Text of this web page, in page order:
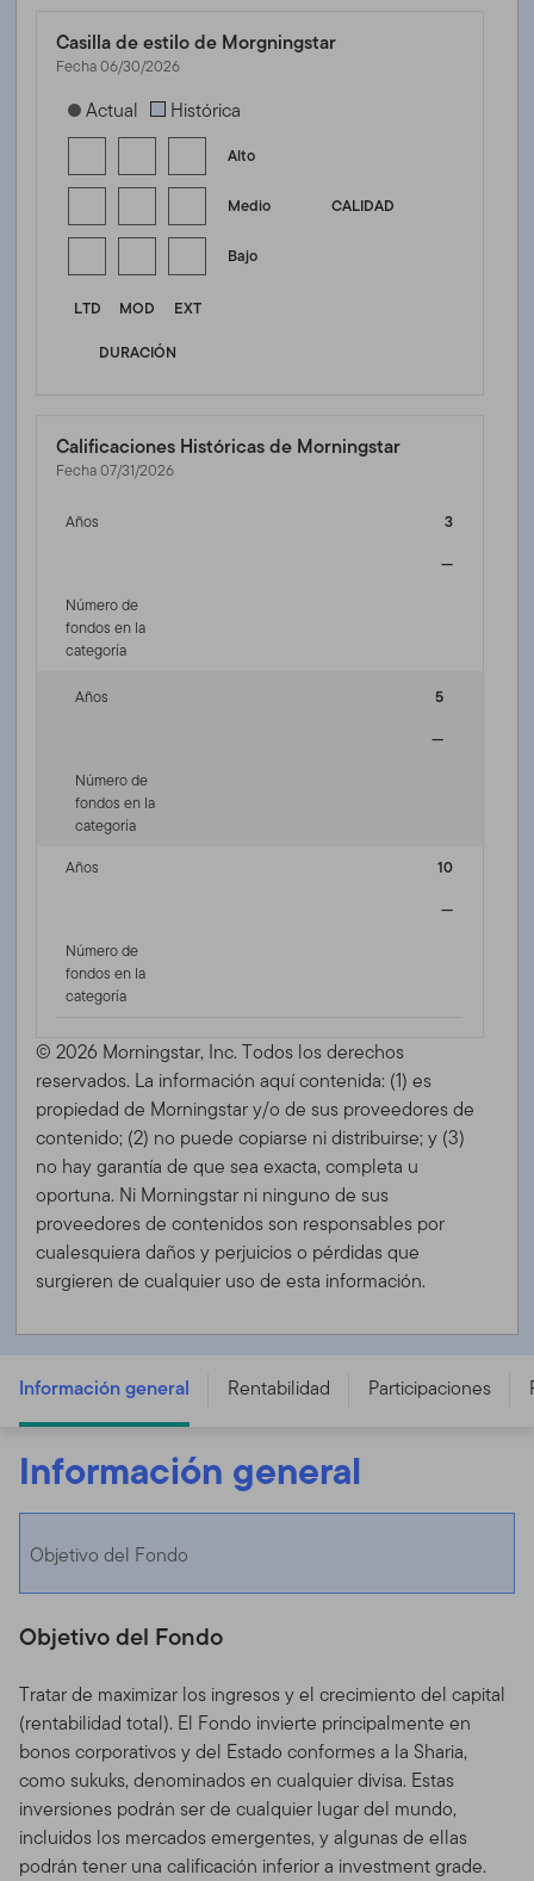
Casilla de estilo de Morgningstar
Fecha 06/30/2026
[products.morningstar-stylebox-title-sr-fixed]
Actual Histórica
Alto
CALIDAD
Medio
Bajo
LTD MOD
EXT
DURACIÓN
Calificaciones Históricas de Morningstar
Fecha 07/31/2026
Años
3
—
Número de
fondos en la
categoría
Años
5
—
Número de
fondos en la
categoría
Años
10
—
Número de
fondos en la
categoría
© 2026 Morningstar, Inc. Todos los derechos
reservados. La información aquí contenida: (1) es
propiedad de Morningstar y/o de sus proveedores de
contenido; (2) no puede copiarse ni distribuirse; y (3)
no hay garantía de que sea exacta, completa u
oportuna. Ni Morningstar ni ninguno de sus
proveedores de contenidos son responsables por
cualesquiera daños y perjuicios o pérdidas que
surgieren de cualquier uso de esta información.
Franklin Global Sukuk Fund - T (acc) EUR-H1
Información general Rentabilidad Participaciones
Información general
Objetivo del Fondo
Objetivo del Fondo
Tratar de maximizar los ingresos y el crecimiento del capital
(rentabilidad total). El Fondo invierte principalmente en
bonos corporativos y del Estado conformes a la Sharia,
como sukuks, denominados en cualquier divisa. Estas
inversiones podrán ser de cualquier lugar del mundo,
incluidos los mercados emergentes, y algunas de ellas
podrán tener una calificación inferior a investment grade.